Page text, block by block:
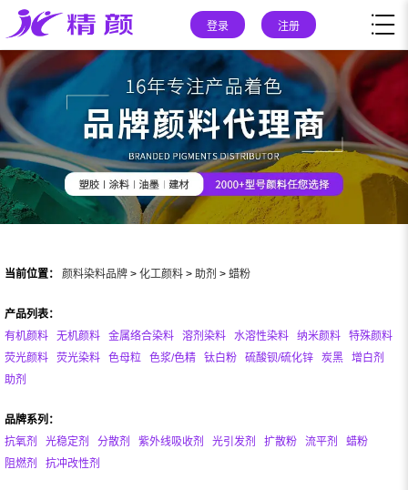
登录 注册
当前位置： 颜料染料品牌 > 化工颜料 > 助剂 > 蜡粉
产品列表：
有机颜料
无机颜料 金属络合染料 溶剂染料 水溶性染料 纳米颜料
特殊颜料
荧光颜料
荧光染料 色母粒 色浆/色精 钛白粉 硫酸钡/硫化锌 炭黑
增白剂
助剂
品牌系列：
抗氧剂
光稳定剂 分散剂 紫外线吸收剂 光引发剂 扩散粉 流平剂
蜡粉
阻燃剂
抗冲改性剂